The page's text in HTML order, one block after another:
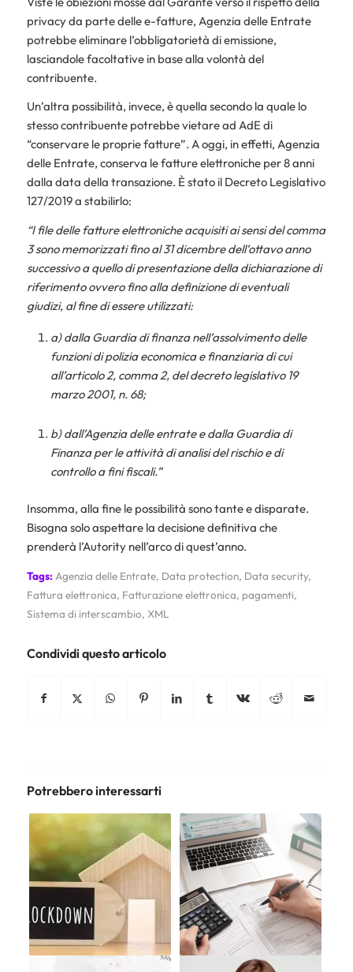
privacy da parte delle e-fatture, Agenzia delle Entrate
potrebbe eliminare l’obbligatorietà di emissione,
lasciandole facoltative in base alla volontà del
contribuente.
Un’altra possibilità, invece, è quella secondo la quale lo
stesso contribuente potrebbe vietare ad AdE di
“conservare le proprie fatture”. A oggi, in effetti, Agenzia
delle Entrate, conserva le fatture elettroniche per 8 anni
dalla data della transazione. È stato il Decreto Legislativo
127/2019 a stabilirlo:
“I file delle fatture elettroniche acquisiti ai sensi del comma
3 sono memorizzati fino al 31 dicembre dell’ottavo anno
successivo a quello di presentazione della dichiarazione di
riferimento ovvero fino alla definizione di eventuali
giudizi, al fine di essere utilizzati:
a) dalla Guardia di finanza nell’assolvimento delle
funzioni di polizia economica e finanziaria di cui
all’articolo 2, comma 2, del decreto legislativo 19
marzo 2001, n. 68;
b) dall’Agenzia delle entrate e dalla Guardia di
Finanza per le attività di analisi del rischio e di
controllo a fini fiscali.”
Insomma, alla fine le possibilità sono tante e disparate.
Bisogna solo aspettare la decisione definitiva che
prenderà l’Autority nell’arco di quest’anno.
Tags: Agenzia delle Entrate, Data protection, Data security,
Fattura elettronica, Fatturazione elettronica, pagamenti,
Sistema di interscambio, XML
Condividi questo articolo
Potrebbero interessarti